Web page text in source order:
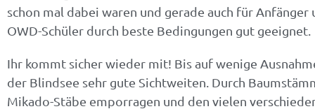
Unser schöner
Mythos
Unser schöner
Mythos
Unser schöner
Mythos
schon mal dabei waren und gerade auch für Anfänger
OWD-Schüler durch beste Bedingungen gut geeignet.
Ihr kommt sicher wieder mit! Bis auf wenige
der Blindsee sehr gute Sichtweiten. Durch
Mikado-Stäbe emporragen und den vielen